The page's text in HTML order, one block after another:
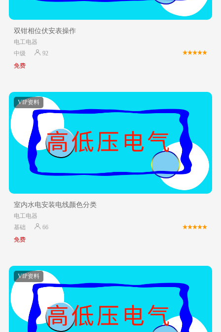
双钳相位伏安表操作
电工电器
中级
92
免费
VIP资料
室内水电安装电线颜色分类
电工电器
基础
66
免费
VIP资料